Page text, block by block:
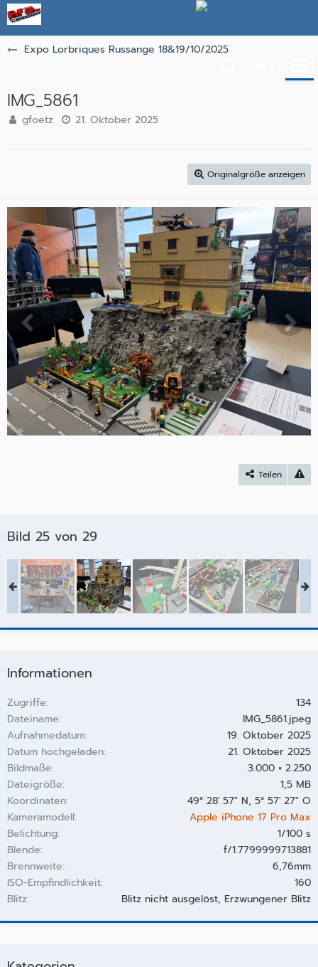
Expo Lorbriques Russange 18&19/10/2025
IMG_5861
gfoetz 21. Oktober 2025
Originalgröße anzeigen
Teilen
Bild 25 von 29
Informationen
Zugriffe
134
Dateiname
IMG_5861.jpeg
Aufnahmedatum
19. Oktober 2025
Datum hochgeladen
21. Oktober 2025
Bildmaße
3.000 × 2.250
Dateigröße
1,5 MB
Koordinaten
49° 28' 57" N, 5° 57' 27" O
Kameramodell
Apple iPhone 17 Pro Max
Belichtung
1/100 s
Blende
f/1.7799999713881
Brennweite
6,76mm
ISO-Empfindlichkeit
160
Blitz
Blitz nicht ausgelöst, Erzwungener Blitz